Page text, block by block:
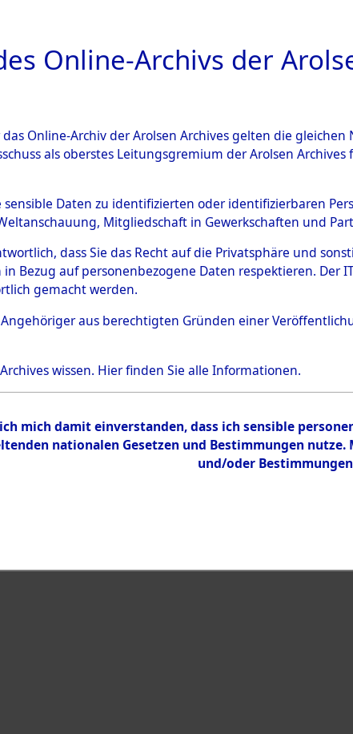
ARCHIVALE ÜBERSICHT
0001 (108593910)
Person
Online-Archivs der
Online-Archiv der Arolsen Archives gelten die
als oberstes Leitungsgremium der Arolsen
sensible Daten zu identifizierten oder identifizierbaren
Mitgliedschaft in Gewerkschaften und
dass Sie das Recht auf die Privatsphäre und
Bezug auf personenbezogene Daten respektieren. Der
gemacht werden.
Angehöriger aus berechtigten Gründen einer
wissen. Hierfinden Sie alle Informationen.
mich damit einverstanden, dass ich sensible
nationalen Gesetzen und Bestimmungen nutze.
und/oder